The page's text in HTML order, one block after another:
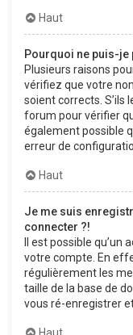
Haut
Pourquoi ne puis-je
Plusieurs raisons
vérifiez que votre
soient corrects. S’ils
forum pour vérifier
également possible
erreur de
Haut
Je me suis
connecter ?!
Il est possible
votre compte. En
régulièrement les
taille de la base de
vous ré-enregistrer